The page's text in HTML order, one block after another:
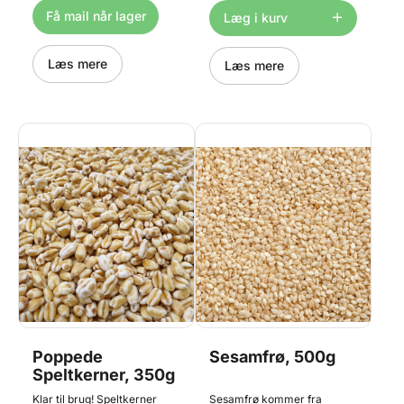
blød natten over. Prøv dem i
bagværk, musli og salater
m.m. Teknisk betegnelse
"Rugkerner poppet". Pose
med 350g
Få mail når lager
Læs mere
fibre pr. 100g frø. Hørfrø er
velegnede til bagværk som
grovbrød, Stenalderbrød og
knækbrød samt i müsli og
granola. Leveres som 2
poser med hver 500g = 1kg
Læg i kurv
Læs mere
Poppede
Speltkerner, 350g
Klar til brug! Speltkerner
Sesamfrø, 500g
Sesamfrø kommer fra